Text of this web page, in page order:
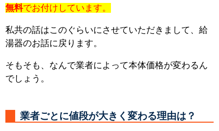
無料でお付けしています。
私共の話はこのぐらいにさせていただきまして、給
湯器のお話に戻ります。
そもそも、なんで業者によって本体価格が変わるん
でしょう。
業者ごとに値段が大きく変わる理由は？